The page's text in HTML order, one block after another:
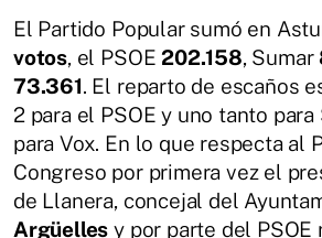
El Partido Popular sumó en
votos, el PSOE202.158, Sumar
73.361. El reparto de escaños
2 para el PSOE y uno tanto para
para Vox. En lo que respecta al
Congreso por primera vez el
de Llanera, concejal del
Argüelles y por parte del PSOE